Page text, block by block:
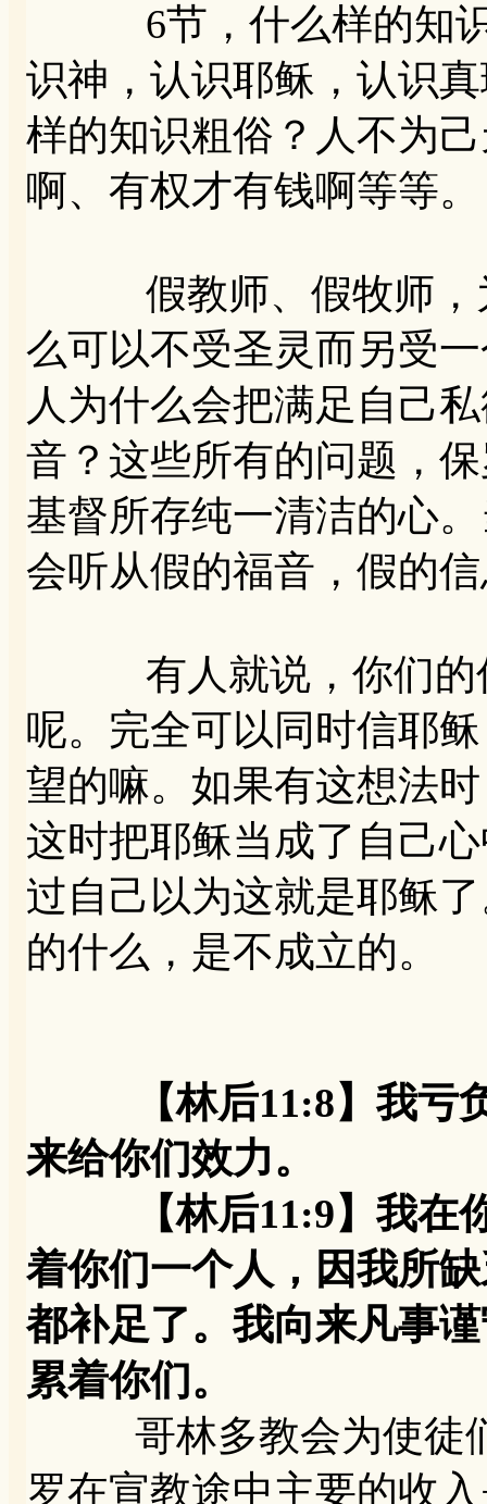
6节，什么样的知识
识神，认识耶稣，认识
样的知识粗俗？人不为
啊、有权才有钱啊等等。
假教师、假牧师，为
么可以不受圣灵而另受
人为什么会把满足自己
音？这些所有的问题，
基督所存纯一清洁的心
会听从假的福音，假的
有人就说，你们的信
呢。完全可以同时信耶
望的嘛。如果有这想法
这时把耶稣当成了自己
过自己以为这就是耶稣
的什么，是不成立的。
【林后11:8】我
来给你们效力。
【林后11:9】我在你
着你们一个人，因我所
都补足了。我向来凡事
累着你们。
哥林多教会为使徒们
罗在宣教途中主要的收